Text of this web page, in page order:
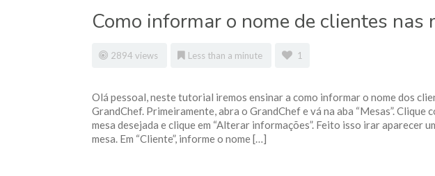
Como informar o nome de clientes nas
2894 views Less than a minute 1
Olá pessoal, neste tutorial iremos ensinar a como informar o nome dos
GrandChef. Primeiramente, abra o GrandChef e vá na aba “Mesas”. Clique
mesa desejada e clique em “Alterar informações”. Feito isso irar aparecer
mesa. Em “Cliente”, informe o nome […]